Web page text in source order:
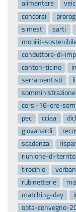
alimentare
concorsi
simest
sarti
mobilit-
conduttore-di-
canton-ticino
serramentisti
corsi-16-ore-
pec
cciaa
giovanardi
scadenza
riunione-di-
tirocinio
rubinetterie
matching-day
opta-convegno-